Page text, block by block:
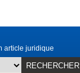
article juridique
RECHERCHER